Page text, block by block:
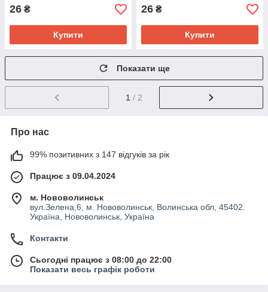
26 ₴
Купити
26 ₴
Купити
Показати ще
1 / 2
Про нас
99% позитивних з 147 відгуків за рік
Працює з 09.04.2024
м. Нововолинськ
вул.Зелена,6, м. Нововолинськ, Волинська обл, 45402.
Україна, Нововолинськ, Україна
Контакти
Сьогодні працює з 08:00 до 22:00
Показати весь графік роботи